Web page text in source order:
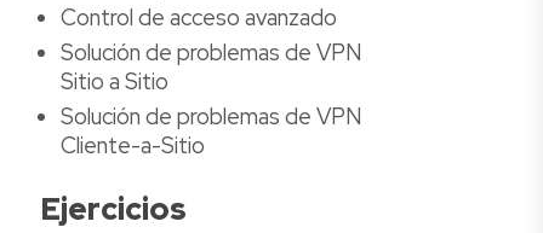
Control de acceso avanzado
Solución de problemas de VPN
Sitio a Sitio
Solución de problemas de VPN
Cliente-a-Sitio
Ejercicios